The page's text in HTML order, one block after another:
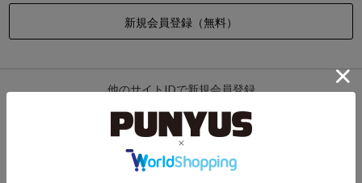
他のサイトIDで新規会員登録
他のサイトIDで新規会員登録をしていただくと次回以降、そのIDで
ログインすることができます。